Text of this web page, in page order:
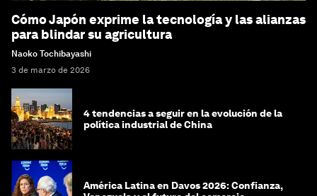
Cómo Japón exprime la tecnología y las alianzas
para blindar su agricultura
Naoko Tochibayashi
3 de marzo de 2026
4 tendencias a seguir en la evolución de la
política industrial de China
América Latina en Davos 2026: Confianza,